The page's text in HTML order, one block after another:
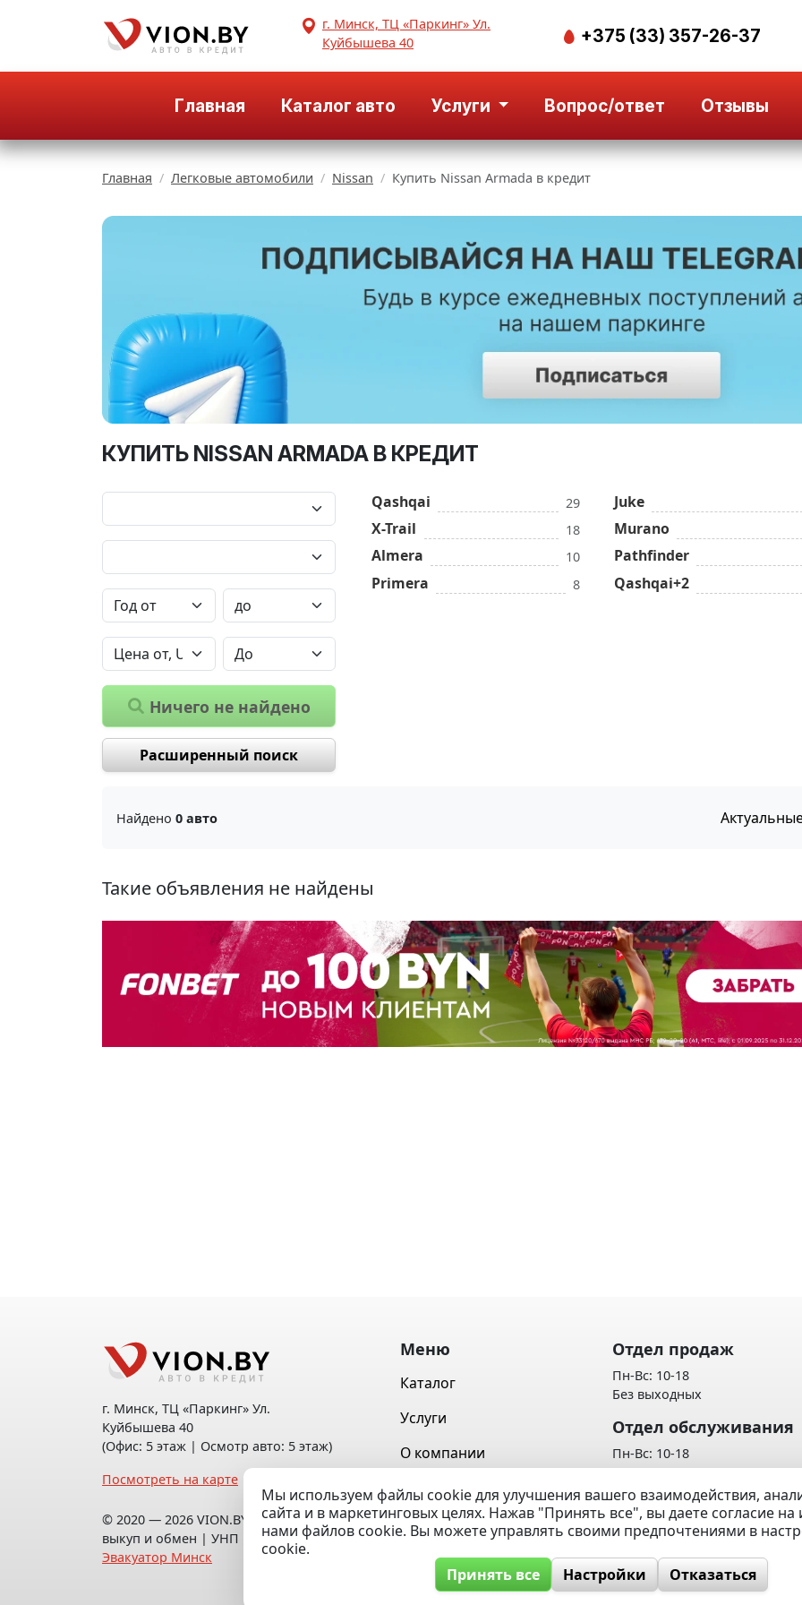
г. Минск, ТЦ «Паркинг» Ул.
Куйбышева 40
+375 (33) 357-26-37
Главная Каталог авто Услуги Вопрос/ответ Отзывы
Главная Легковые автомобили Nissan Купить Nissan Armada в кредит
КУПИТЬ NISSAN ARMADA В КРЕДИТ
Ничего не найдено
Расширенный поиск
Qashqai 29
X-Trail 18
Almera 10
Primera 8
Juke
Murano
Pathfinder
Qashqai+2
Найдено 0 авто
Такие объявления не найдены
г. Минск, ТЦ «Паркинг» Ул.
Куйбышева 40
(Офис: 5 этаж | Осмотр авто: 5 этаж)
Посмотреть на карте
© 2020 — 2026 VION.BY — Продажа,
выкуп и обмен | УНП 192961100 |
Эвакуатор Минск
Меню
Каталог
Услуги
О компании
Контакты
Вопрос / Ответ
Отдел продаж
Пн-Вс: 10-18
Без выходных
Отдел обслуживания
Пн-Вс: 10-18
Без выходных
Политика обработки
данных
Мы используем файлы cookie для улучшения вашего взаимодействия,
сайта и в маркетинговых целях. Нажав "Принять все", вы даете согласие
нами файлов cookie. Вы можете управлять своими предпочтениями в
cookie.
Принять все
Настройки Отказаться